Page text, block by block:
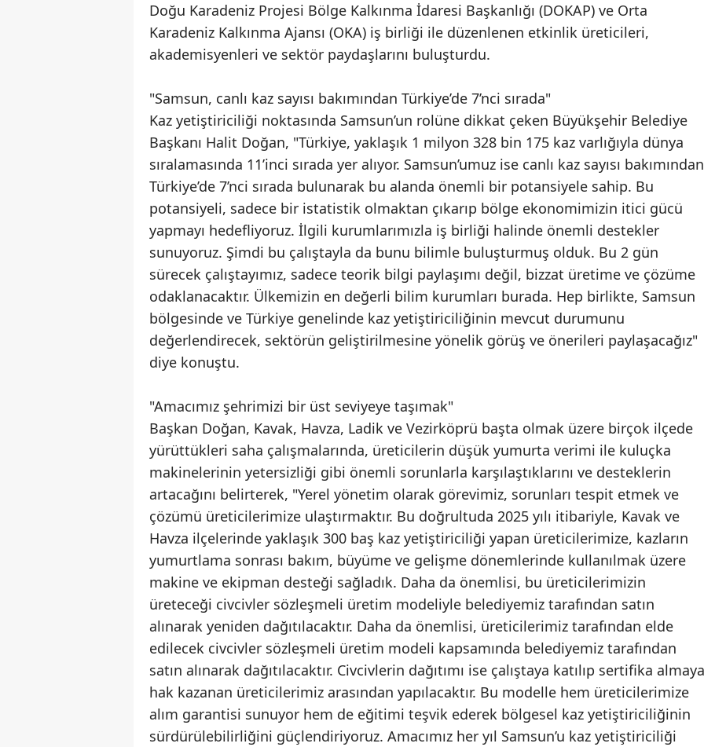
Hatay
Isparta
İzmir
Kars
Kastamonu
Kayseri
Kırklareli
Kırşehir
Kocaeli
Malatya
Manisa
Kahramanmaraş
Mardin
Muğla
Muş
Nevşehir
Niğde
Ordu
Rize
Doğu Karadeniz Projesi Bölge Kalkınma İdaresi Başkanlığı (DOKAP) ve Orta
Karadeniz Kalkınma Ajansı (OKA) iş birliği ile düzenlenen etkinlik üreticileri,
akademisyenleri ve sektör paydaşlarını buluşturdu.
"Samsun, canlı kaz sayısı bakımından Türkiye’de 7’nci sırada"
Kaz yetiştiriciliği noktasında Samsun’un rolüne dikkat çeken Büyükşehir Belediye
Başkanı Halit Doğan, "Türkiye, yaklaşık 1 milyon 328 bin 175 kaz varlığıyla dünya
sıralamasında 11’inci sırada yer alıyor. Samsun’umuz ise canlı kaz sayısı bakımından
Türkiye’de 7’nci sırada bulunarak bu alanda önemli bir potansiyele sahip. Bu
potansiyeli, sadece bir istatistik olmaktan çıkarıp bölge ekonomimizin itici gücü
yapmayı hedefliyoruz. İlgili kurumlarımızla iş birliği halinde önemli destekler
sunuyoruz. Şimdi bu çalıştayla da bunu bilimle buluşturmuş olduk. Bu 2 gün
sürecek çalıştayımız, sadece teorik bilgi paylaşımı değil, bizzat üretime ve çözüme
odaklanacaktır. Ülkemizin en değerli bilim kurumları burada. Hep birlikte, Samsun
bölgesinde ve Türkiye genelinde kaz yetiştiriciliğinin mevcut durumunu
değerlendirecek, sektörün geliştirilmesine yönelik görüş ve önerileri paylaşacağız"
diye konuştu.
"Amacımız şehrimizi bir üst seviyeye taşımak"
Başkan Doğan, Kavak, Havza, Ladik ve Vezirköprü başta olmak üzere birçok ilçede
yürüttükleri saha çalışmalarında, üreticilerin düşük yumurta verimi ile kuluçka
makinelerinin yetersizliği gibi önemli sorunlarla karşılaştıklarını ve desteklerin
artacağını belirterek, "Yerel yönetim olarak görevimiz, sorunları tespit etmek ve
çözümü üreticilerimize ulaştırmaktır. Bu doğrultuda 2025 yılı itibariyle, Kavak ve
Havza ilçelerinde yaklaşık 300 baş kaz yetiştiriciliği yapan üreticilerimize, kazların
yumurtlama sonrası bakım, büyüme ve gelişme dönemlerinde kullanılmak üzere
makine ve ekipman desteği sağladık. Daha da önemlisi, bu üreticilerimizin
üreteceği civcivler sözleşmeli üretim modeliyle belediyemiz tarafından satın
alınarak yeniden dağıtılacaktır. Daha da önemlisi, üreticilerimiz tarafından elde
edilecek civcivler sözleşmeli üretim modeli kapsamında belediyemiz tarafından
satın alınarak dağıtılacaktır. Civcivlerin dağıtımı ise çalıştaya katılıp sertifika almaya
hak kazanan üreticilerimiz arasından yapılacaktır. Bu modelle hem üreticilerimize
alım garantisi sunuyor hem de eğitimi teşvik ederek bölgesel kaz yetiştiriciliğinin
sürdürülebilirliğini güçlendiriyoruz. Amacımız her yıl Samsun’u kaz yetiştiriciliği